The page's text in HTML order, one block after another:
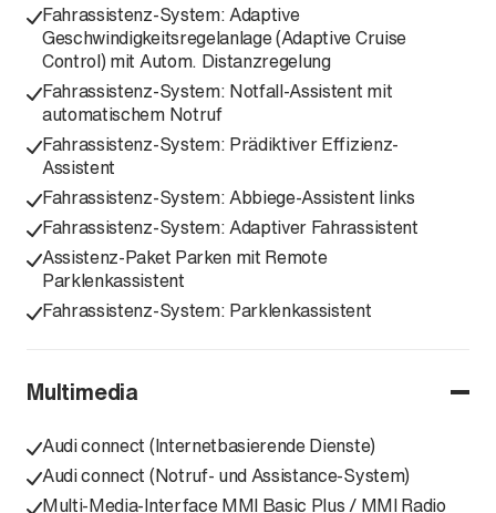
Fahrassistenz-System: Adaptive
Geschwindigkeitsregelanlage (Adaptive Cruise
Control) mit Autom. Distanzregelung
Fahrassistenz-System: Notfall-Assistent mit
automatischem Notruf
Fahrassistenz-System: Prädiktiver Effizienz-
Assistent
Fahrassistenz-System: Abbiege-Assistent links
Fahrassistenz-System: Adaptiver Fahrassistent
Assistenz-Paket Parken mit Remote
Parklenkassistent
Fahrassistenz-System: Parklenkassistent
Multimedia
Audi connect (Internetbasierende Dienste)
Audi connect (Notruf- und Assistance-System)
Multi-Media-Interface MMI Basic Plus / MMI Radio